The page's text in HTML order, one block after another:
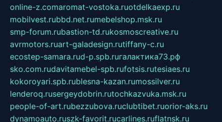
online-z.comaromat-vostoka.ruotdelkaexp.ru
mobilvest.rubbd.net.rumebelshop.msk.ru
smp-forum.rubastion-td.rukosmoscreative.ru
avrmotors.ruart-galadesign.rutiffany-c.ru
ecostep-samara.rud-p.spb.ruгалактика73.рф
sko.com.rudavitamebel-spb.rufotsis.rutesiaes.ru
kokoroyari.spb.rublesna-kazan.rumossilver.ru
lenderoq.rusergeydobrin.rutochkazvuka.msk.ru
people-of-art.rubezzubova.ruclubtibet.ruorior-aks.ru
dynamoauto.ruszk-favorit.rucarlines.ruflatnsk.ru